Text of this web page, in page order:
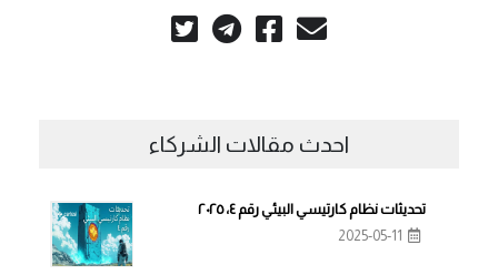
احدث مقالات الشركاء
تحديثات نظام كارتيسي البيئي رقم ٤، ٢٠٢٥
2025-05-11